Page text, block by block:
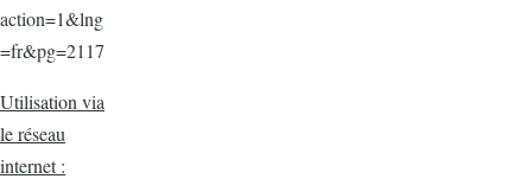
action=1&lng
=fr&pg=2117
Utilisation via
le réseau
internet :